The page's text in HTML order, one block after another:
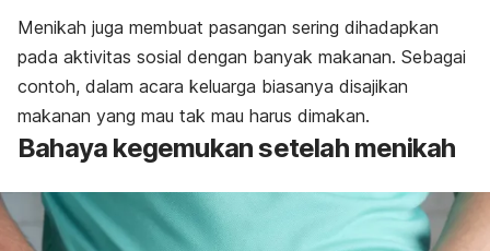
Menikah juga membuat pasangan sering dihadapkan
pada aktivitas sosial dengan banyak makanan. Sebagai
contoh, dalam acara keluarga biasanya disajikan
makanan yang mau tak mau harus dimakan.
Bahaya kegemukan setelah menikah